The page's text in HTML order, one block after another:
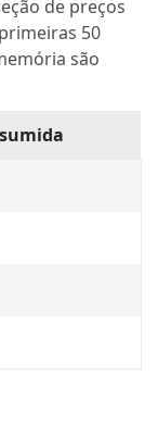
de preços
50
são